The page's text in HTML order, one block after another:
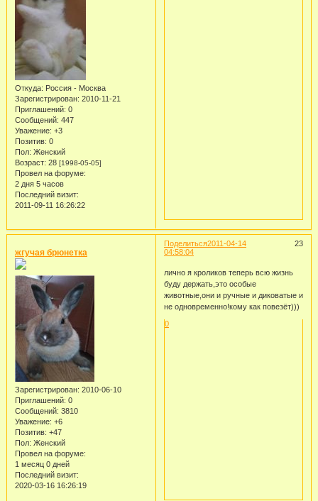
Откуда: Россия - Москва
Зарегистрирован: 2010-11-21
Приглашений: 0
Сообщений: 447
Уважение: +3
Позитив: 0
Пол: Женский
Возраст: 28 [1998-05-05]
Провел на форуме:
2 дня 5 часов
Последний визит:
2011-09-11 16:26:22
Поделиться 23
2011-04-14
04:58:04
жгучая брюнетка
Зарегистрирован: 2010-06-10
Приглашений: 0
Сообщений: 3810
Уважение: +6
Позитив: +47
Пол: Женский
Провел на форуме:
1 месяц 0 дней
Последний визит:
2020-03-16 16:26:19
лично я кроликов теперь всю жизнь
буду держать,это особые
животные,они и ручные и диковатые и
не одновременно!кому как повезёт)))
0